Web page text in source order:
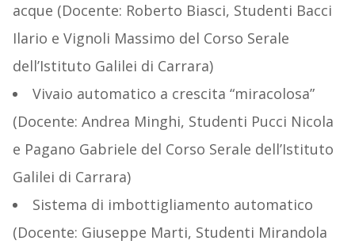
acque (Docente: Roberto Biasci, Studenti Bacci
Ilario e Vignoli Massimo del Corso Serale
dell’Istituto Galilei di Carrara)
Vivaio automatico a crescita “miracolosa”
(Docente: Andrea Minghi, Studenti Pucci Nicola
e Pagano Gabriele del Corso Serale dell’Istituto
Galilei di Carrara)
Sistema di imbottigliamento automatico
(Docente: Giuseppe Marti, Studenti Mirandola